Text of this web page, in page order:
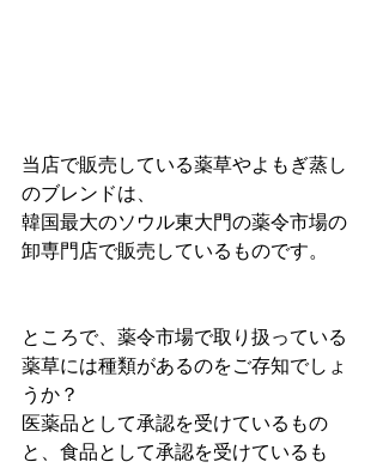
当店で販売している薬草やよもぎ蒸し
のブレンドは、
韓国最大のソウル東大門の薬令市場の
卸専門店で販売しているものです。
ところで、薬令市場で取り扱っている
薬草には種類があるのをご存知でしょ
うか？
医薬品として承認を受けているもの
と、食品として承認を受けているも